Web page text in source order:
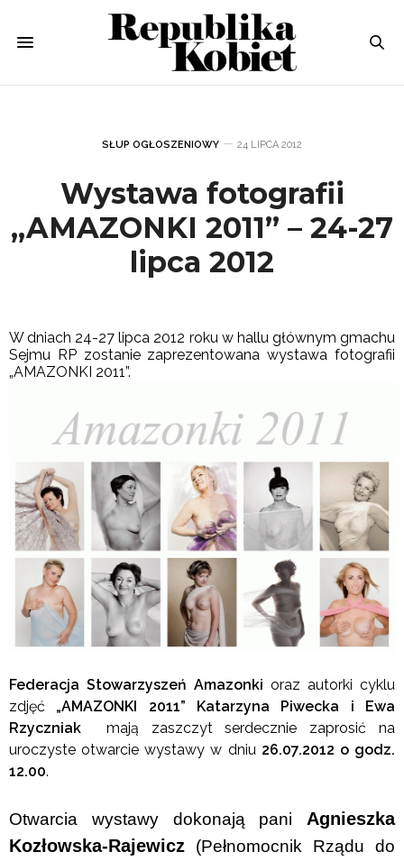
SŁUP OGŁOSZENIOWY 24 LIPCA 2012
Wystawa fotografii
„AMAZONKI 2011” – 24-27
lipca 2012
W dniach 24-27 lipca 2012 roku w hallu głównym gmachu
Sejmu RP zostanie zaprezentowana wystawa fotografii
„AMAZONKI 2011”.
Federacja Stowarzyszeń Amazonki oraz autorki cyklu
zdjęć „AMAZONKI 2011” Katarzyna Piwecka i Ewa
Rzyczniak mają zaszczyt serdecznie zaprosić na
uroczyste otwarcie wystawy w dniu26.07.2012 o godz.
12.00.
Otwarcia wystawy dokonają pani Agnieszka
Kozłowska-Rajewicz (Pełnomocnik Rządu do